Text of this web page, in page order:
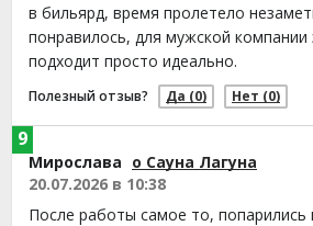
в бильярд, время пролетело
понравилось, для мужской компании
подходит просто идеально.
Полезный отзыв? Да (0) Нет (0)
Мирослава о Сауна Лагуна
20.07.2026 в 10:38
После работы самое то, попарились
9